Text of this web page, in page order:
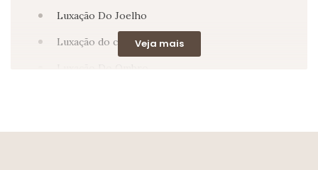
Luxação Do Joelho
Luxação do cotovelo
Luxação Do Ombro
Veja mais